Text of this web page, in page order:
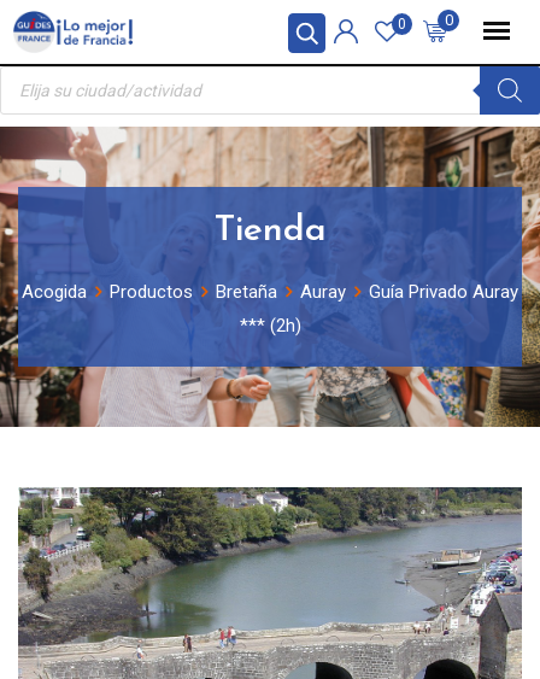
Panel de gestión de cookies
Skip
content
0
0
Búsqueda
productos
Tienda
Acogida Productos Bretaña Auray
Guía Privado Auray
*** (2h)